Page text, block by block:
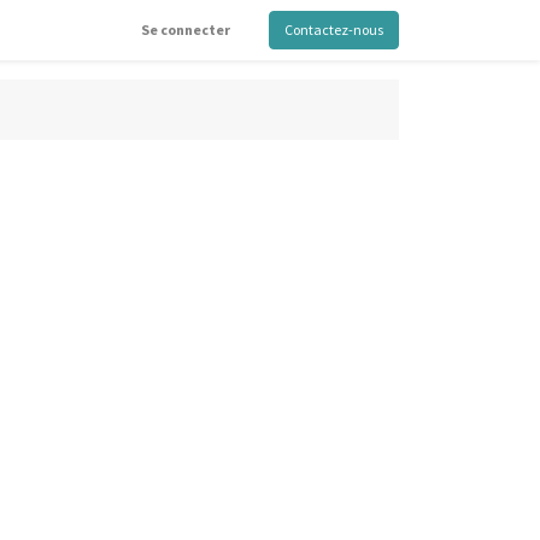
Se connecter Contactez-nous